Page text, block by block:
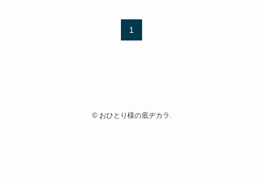
1
©おひとり様の底ヂカラ.